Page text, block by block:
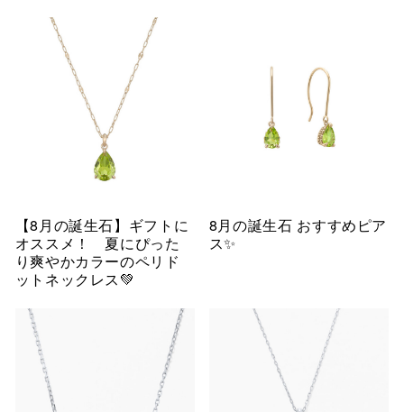
【8月の誕生石】ギフトに
オススメ！ 夏にぴった
り爽やかカラーのペリド
ットネックレス💚
8月の誕生石 おすすめピア
ス✨